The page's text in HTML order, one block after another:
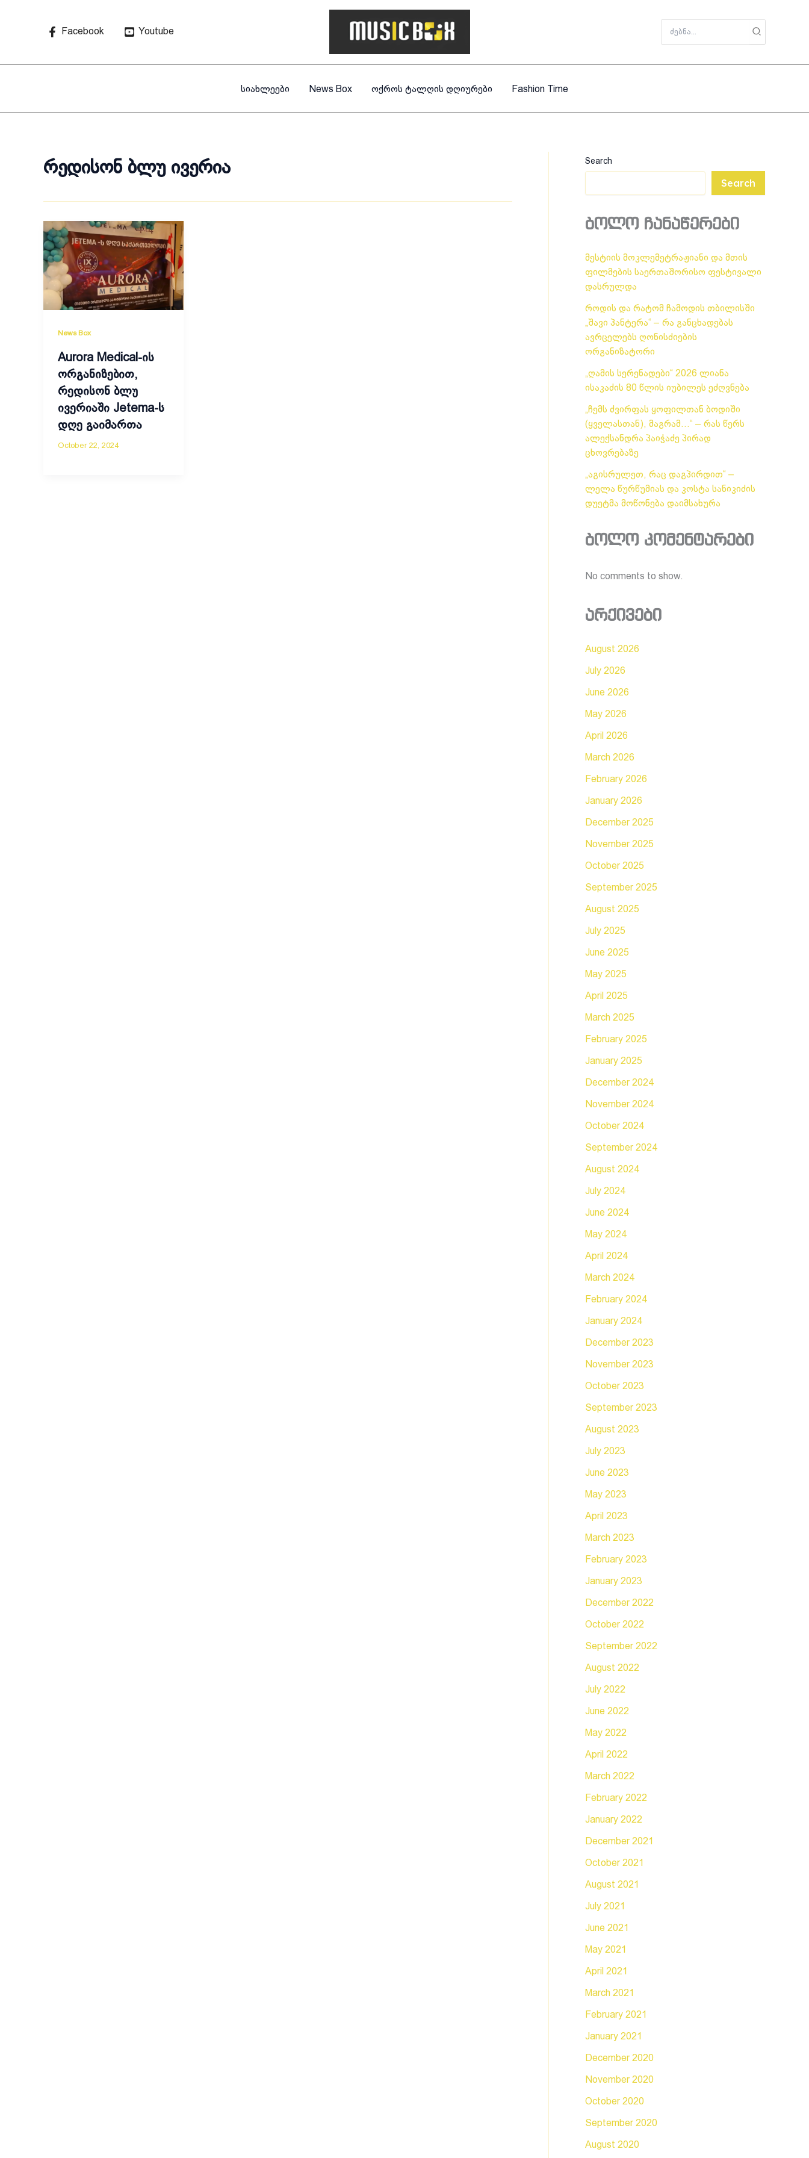
Facebook Youtube
for:
სიახლეები News Box ოქროს ტალღის დღიურები Fashion Time
რედისონ ბლუ ივერია
News Box
Aurora Medical-ის
ორგანიზებით,
რედისონ ბლუ
ივერიაში Jetema-ს
დღე გაიმართა
October 22, 2024
Search
Search
ბოლო ჩანაწერები
მესტიის მოკლემეტრაჟიანი და მთის
ფილმების საერთაშორისო ფესტივალი
დასრულდა
როდის და რატომ ჩამოდის თბილისში
„შავი პანტერა“ – რა განცხადებას
ავრცელებს ღონისძიების
ორგანიზატორი
„ღამის სერენადები“ 2026 ლიანა
ისაკაძის 80 წლის იუბილეს ეძღვნება
„ჩემს ძვირფას ყოფილთან ბოდიში
(ყველასთან), მაგრამ…“ – რას წერს
ალექსანდრა პაიჭაძე პირად
ცხოვრებაზე
„აგისრულეთ, რაც დაგპირდით“ –
ლელა წურწუმიას და კოსტა სანიკიძის
დუეტმა მოწონება დაიმსახურა
ბოლო კომენტარები
No comments to show.
არქივები
August 2026
July 2026
June 2026
May 2026
April 2026
March 2026
February 2026
January 2026
December 2025
November 2025
October 2025
September 2025
August 2025
July 2025
June 2025
May 2025
April 2025
March 2025
February 2025
January 2025
December 2024
November 2024
October 2024
September 2024
August 2024
July 2024
June 2024
May 2024
April 2024
March 2024
February 2024
January 2024
December 2023
November 2023
October 2023
September 2023
August 2023
July 2023
June 2023
May 2023
April 2023
March 2023
February 2023
January 2023
December 2022
October 2022
September 2022
August 2022
July 2022
June 2022
May 2022
April 2022
March 2022
February 2022
January 2022
December 2021
October 2021
August 2021
July 2021
June 2021
May 2021
April 2021
March 2021
February 2021
January 2021
December 2020
November 2020
October 2020
September 2020
August 2020